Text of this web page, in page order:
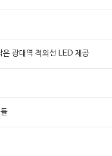
광대역 적외선 LED 제공